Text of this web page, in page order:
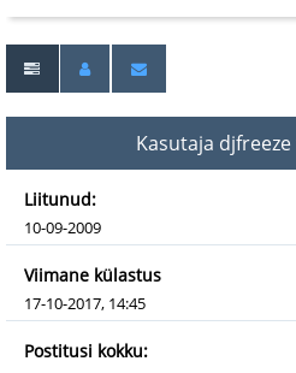
Kasutaja
Liitunud:
10-09-2009
Viimane külastus
17-10-2017, 14:45
Postitusi kokku: